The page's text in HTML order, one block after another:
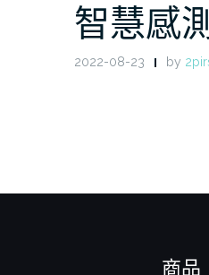
智慧感測
2022-08-23 by
商品